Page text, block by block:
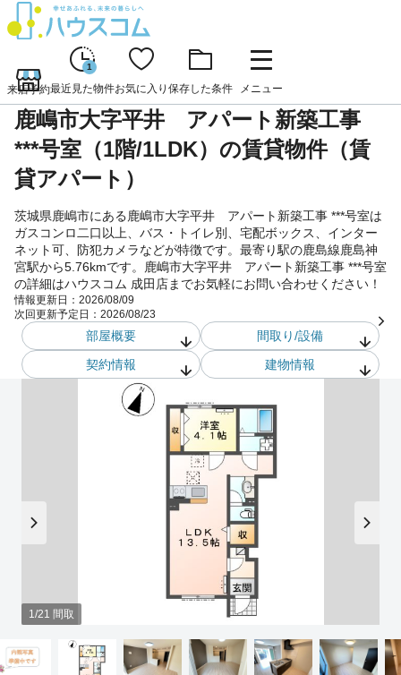
来店予約
1
最近見た物件お気に入り 保存した条件 メニュー
鹿嶋市大字平井 アパート新築工事
***号室（1階/1LDK）の賃貸物件（賃
貸アパート）
茨城県鹿嶋市にある鹿嶋市大字平井 アパート新築工事 ***号室は
ガスコンロ二口以上、バス・トイレ別、宅配ボックス、インター
ネット可、防犯カメラなどが特徴です。最寄り駅の鹿島線鹿島神
宮駅から5.76kmです。鹿嶋市大字平井 アパート新築工事 ***号室
の詳細はハウスコム 成田店までお気軽にお問い合わせください！
情報更新日： 2026/08/09
次回更新予定日： 2026/08/23
部屋概要
間取り/設備
契約情報
建物情報
1/21 間取